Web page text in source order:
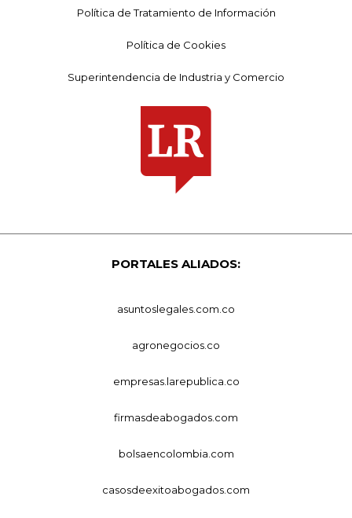
Política de Tratamiento de Información
Política de Cookies
Superintendencia de Industria y Comercio
PORTALES ALIADOS:
asuntoslegales.com.co
agronegocios.co
empresas.larepublica.co
firmasdeabogados.com
bolsaencolombia.com
casosdeexitoabogados.com